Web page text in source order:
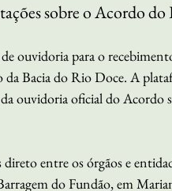
sobre o Acordo
ouvidoria para o
da Bacia do Rio Doce. A
ouvidoria oficial do Acordo
entre os órgãos e
do Fundão, em